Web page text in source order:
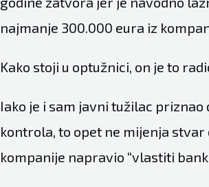
najmanje 300.000 eura iz
Kako stoji u optužnici, on je to
Iako je i sam javni tužilac
kontrola, to opet ne mijenja stvar
kompanije napravio “vlastiti